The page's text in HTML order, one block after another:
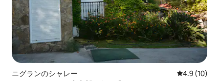
ニグランのシャレー レビュー10
4.9 (10)